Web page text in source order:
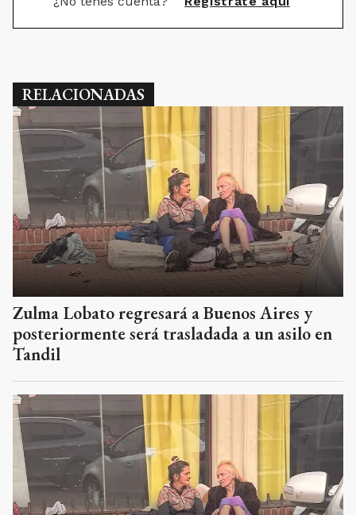
RELACIONADAS
Zulma Lobato regresará a Buenos Aires y
posteriormente será trasladada a un asilo en
Tandil